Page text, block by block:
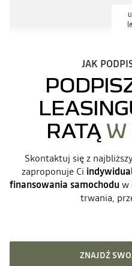
JAK
RATĄ W
Skontaktuj się z
zaproponuje Ci
finansowania samochodu w
trwania,
ZNAJDŹ